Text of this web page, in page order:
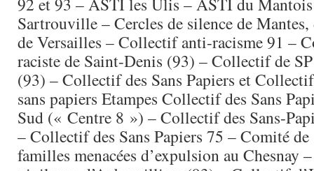
Sartrouville – Cercles de silence de
de Versailles – Collectif anti-racisme 91 –
raciste de Saint-Denis (93) – Collectif de
(93) – Collectif des Sans Papiers et
sans papiers Etampes Collectif des Sans
Sud (« Centre 8 ») – Collectif des Sans-
– Collectif des Sans Papiers 75 – Comité
familles menacées d’expulsion au Chesnay